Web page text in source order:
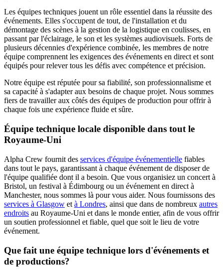
Les équipes techniques jouent un rôle essentiel dans la réussite des
événements. Elles s'occupent de tout, de l'installation et du
démontage des scènes à la gestion de la logistique en coulisses, en
passant par l'éclairage, le son et les systèmes audiovisuels. Forts de
plusieurs décennies d'expérience combinée, les membres de notre
équipe comprennent les exigences des événements en direct et sont
équipés pour relever tous les défis avec compétence et précision.
Notre équipe est réputée pour sa fiabilité, son professionnalisme et
sa capacité à s'adapter aux besoins de chaque projet. Nous sommes
fiers de travailler aux côtés des équipes de production pour offrir à
chaque fois une expérience fluide et sûre.
Équipe technique locale disponible dans tout le
Royaume-Uni
Alpha Crew fournit des services d'équipe événementielle fiables
dans tout le pays, garantissant à chaque événement de disposer de
l'équipe qualifiée dont il a besoin. Que vous organisiez un concert à
Bristol, un festival à Édimbourg ou un événement en direct à
Manchester, nous sommes là pour vous aider. Nous fournissons des
services à Glasgow et à Londres, ainsi que dans de nombreux autres
endroits au Royaume-Uni et dans le monde entier, afin de vous offrir
un soutien professionnel et fiable, quel que soit le lieu de votre
événement.
Que fait une équipe technique lors d'événements et
de productions?